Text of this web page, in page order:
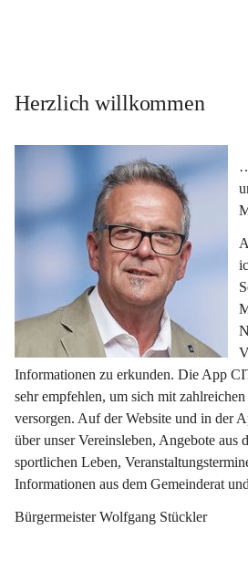
Herzlich willkommen
Informationen zu erkunden. Die App
sehr empfehlen, um sich mit
versorgen. Auf der Website und in der
über unser Vereinsleben, Angebote aus
sportlichen Leben,
Informationen aus dem Gemeinderat
Bürgermeister Wolfgang Stückler